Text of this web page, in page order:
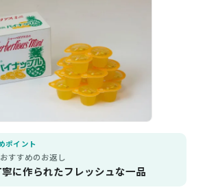
ポイント
すすめのお返し
に作られたフレッシュな一品